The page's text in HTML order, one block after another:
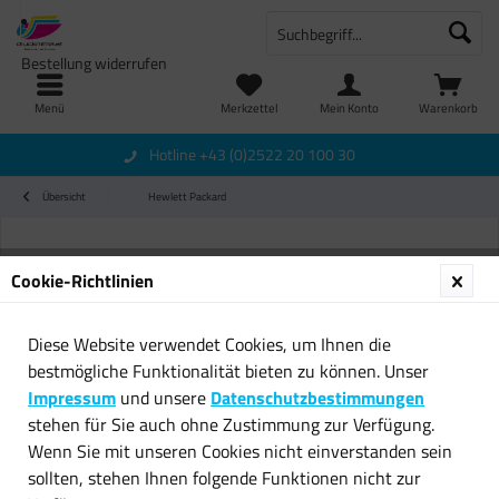
Menü Warenkorb
Merkzettel
Bestellung widerrufen
Mein Konto
Hotline +43 (0)2522 20 100 30
Übersicht Hewlett Packard
Cookie-Richtlinien
Diese Website verwendet Cookies, um Ihnen die
bestmögliche Funktionalität bieten zu können. Unser
Impressum und unsere Datenschutzbestimmungen
stehen für Sie auch ohne Zustimmung zur Verfügung.
Wenn Sie mit unseren Cookies nicht einverstanden sein
sollten, stehen Ihnen folgende Funktionen nicht zur